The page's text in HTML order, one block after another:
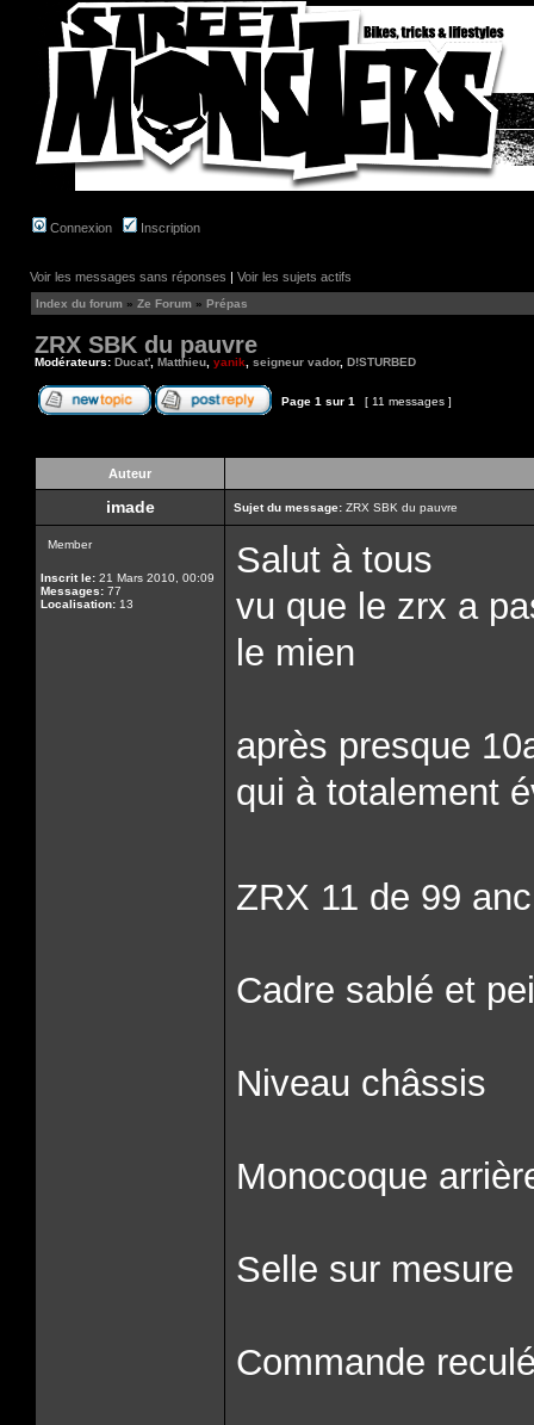
Connexion Inscription
Voir les messages sans réponses | Voir les sujets actifs
Index du forum » Ze Forum » Prépas
ZRX SBK du pauvre
Modérateurs: Ducat' Matthieu yanik seigneur vador, D!STURBED
Page 1 sur 1 [ 11 messages ]
Auteur
imade Sujet du message: ZRX SBK du pauvre
Member
Inscrit le: 21 Mars 2010, 00:09
Messages: 77
Localisation: 13
Salut à tous
vu que le zrx a
le mien
après presque
qui à totalement
ZRX 11 de 99
Cadre sablé et
Niveau châssis
Monocoque
Selle sur mesure
Commande